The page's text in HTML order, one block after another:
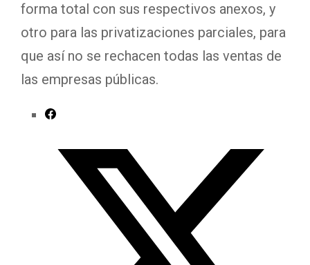
forma total con sus respectivos anexos, y
otro para las privatizaciones parciales, para
que así no se rechacen todas las ventas de
las empresas públicas.